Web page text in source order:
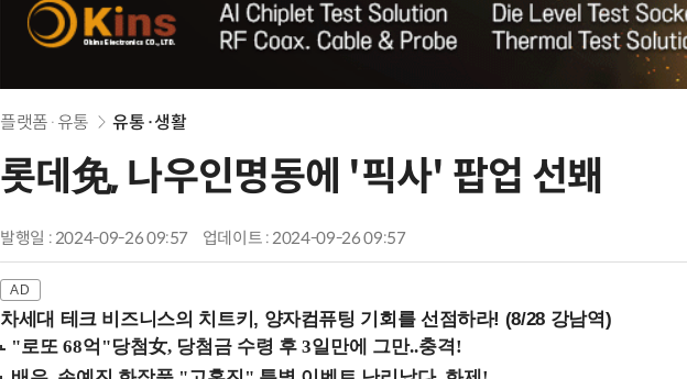
플랫폼·유통 유통·생활
롯데免, 나우인명동에 '픽사' 팝업 선봬
발행일 : 2024-09-26 09:57 업데이트 : 2024-09-26 09:57
차세대 테크 비즈니스의 치트키, 양자컴퓨팅 기회를 선점하라! (8/28 강남역)